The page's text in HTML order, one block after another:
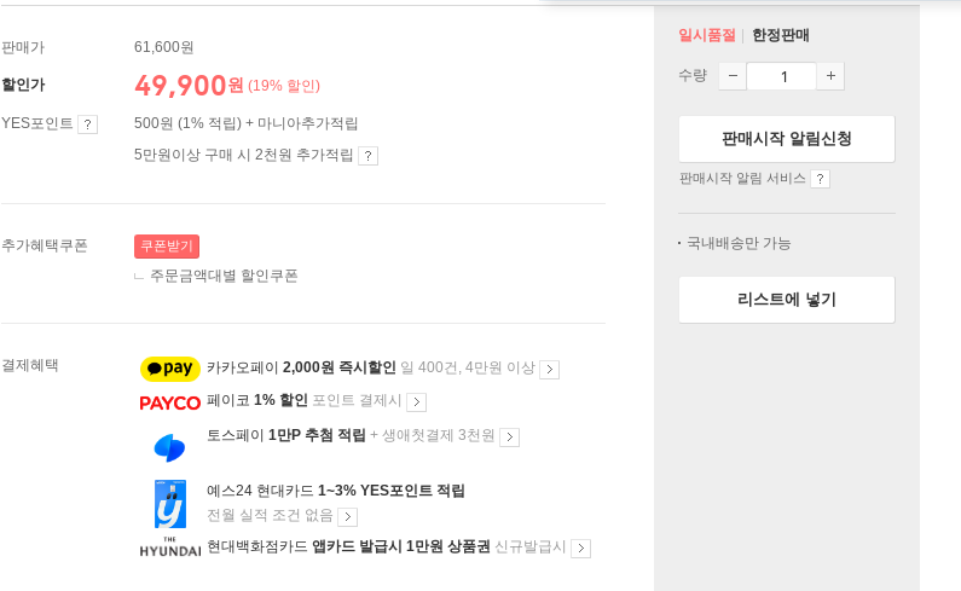
판매가 61,600원
할인가 49,900원 (19% 할인)
YES포인트
500원 (1% 적립) + 마니아추가적립
5만원이상 구매 시 2천원 추가적립
추가혜택쿠폰 쿠폰받기
주문금액대별 할인쿠폰
결제혜택 카카오페이 2,000원 즉시할인 일 400건, 4만원 이상
페이코 1% 할인 포인트 결제시
토스페이 1만P 추첨 적립 + 생애첫결제 3천원
예스24 현대카드 1~3% YES포인트 적립
전월 실적 조건 없음
현대백화점카드 앱카드 발급시 1만원 상품권 신규발급시
일시품절 한정판매
수량
판매시작 알림신청
판매시작 알림 서비스
국내배송만 가능
리스트에 넣기